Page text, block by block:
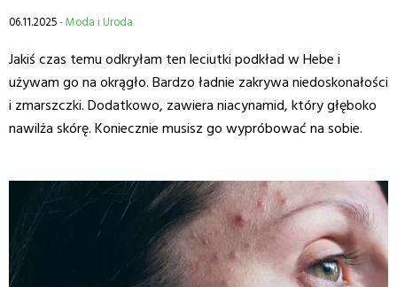
06.11.2025- Moda i Uroda
Jakiś czas temu odkryłam ten leciutki podkład w Hebe i
używam go na okrągło. Bardzo ładnie zakrywa niedoskonałości
i zmarszczki. Dodatkowo, zawiera niacynamid, który głęboko
nawilża skórę. Koniecznie musisz go wypróbować na sobie.